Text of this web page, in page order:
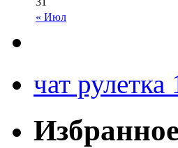
« Июл
чат рулетка